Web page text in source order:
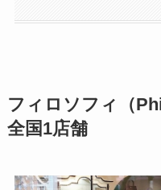
フィロソフィ（
全国1店舗